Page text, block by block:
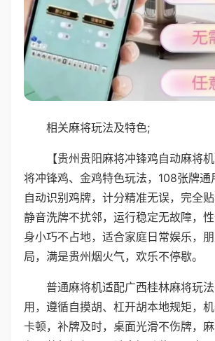
相关麻将玩法及特色;
【贵州贵阳麻将冲锋鸡自动麻将
将冲锋鸡、金鸡特色玩法，108张牌通
自动识别鸡牌，计分精准无误，完全贴
静音洗牌不扰邻，运行稳定无故障，
身小巧不占地，适合家庭日常娱乐，
局，满是贵州烟火气，欢乐不停歇。
普通麻将机适配广西桂林麻将玩
用，遵循自摸胡、杠开胡本地规矩，
卡顿，补牌及时，桌面光滑不伤牌，